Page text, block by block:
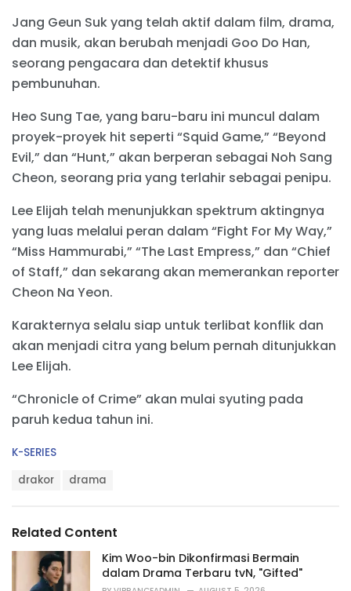
Jang Geun Suk yang telah aktif dalam film, drama,
dan musik, akan berubah menjadi Goo Do Han,
seorang pengacara dan detektif khusus
pembunuhan.
Heo Sung Tae, yang baru-baru ini muncul dalam
proyek-proyek hit seperti “Squid Game,” “Beyond
Evil,” dan “Hunt,” akan berperan sebagai Noh Sang
Cheon, seorang pria yang terlahir sebagai penipu.
Lee Elijah telah menunjukkan spektrum aktingnya
yang luas melalui peran dalam “Fight For My Way,”
“Miss Hammurabi,” “The Last Empress,” dan “Chief
of Staff,” dan sekarang akan memerankan reporter
Cheon Na Yeon.
Karakternya selalu siap untuk terlibat konflik dan
akan menjadi citra yang belum pernah ditunjukkan
Lee Elijah.
“Chronicle of Crime” akan mulai syuting pada
paruh kedua tahun ini.
C
r
i
K-SERIES
:
drakor drama
Related Content
Kim Woo-bin Dikonfirmasi Bermain
dalam Drama Terbaru tvN, "Gifted"